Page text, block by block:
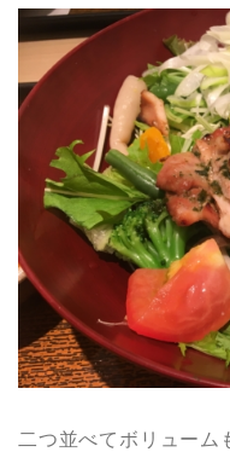
二つ並べてボリューム